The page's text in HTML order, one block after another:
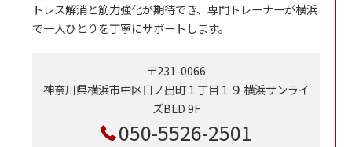
トレス解消と筋力強化が期待でき、専門トレーナーが横浜
で一人ひとりを丁寧にサポートします。
〒231-0066
神奈川県横浜市中区日ノ出町１丁目１９ 横浜サンライ
ズBLD 9F
050-5526-2501